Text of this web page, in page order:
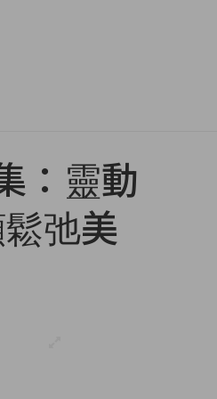
：靈動
弛美